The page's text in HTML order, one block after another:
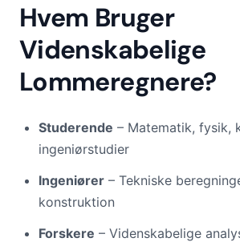
Hvem Bruger
Videnskabelige
Lommeregnere?
Studerende – Matematik, fysik,
ingeniørstudier
Ingeniører – Tekniske
konstruktion
Forskere – Videnskabelige